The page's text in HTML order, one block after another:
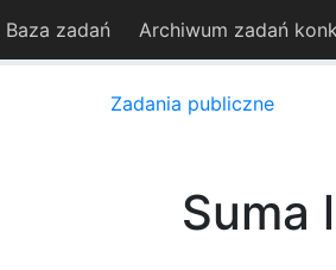
Baza zadań Archiwum zadań
Zadania publiczne
Suma